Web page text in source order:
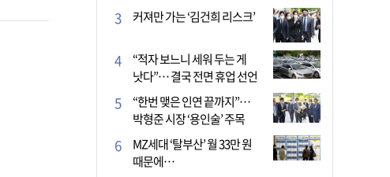
나”
커져만 가는 ‘김건희 리스크’
“적자 보느니 세워 두는 게
낫다”… 결국 전면 휴업 선언
한 택시회사
“한번 맺은 인연 끝까지”…
박형준 시장 ‘용인술’ 주목
MZ세대 ‘탈부산’ 월 33만 원
때문에…